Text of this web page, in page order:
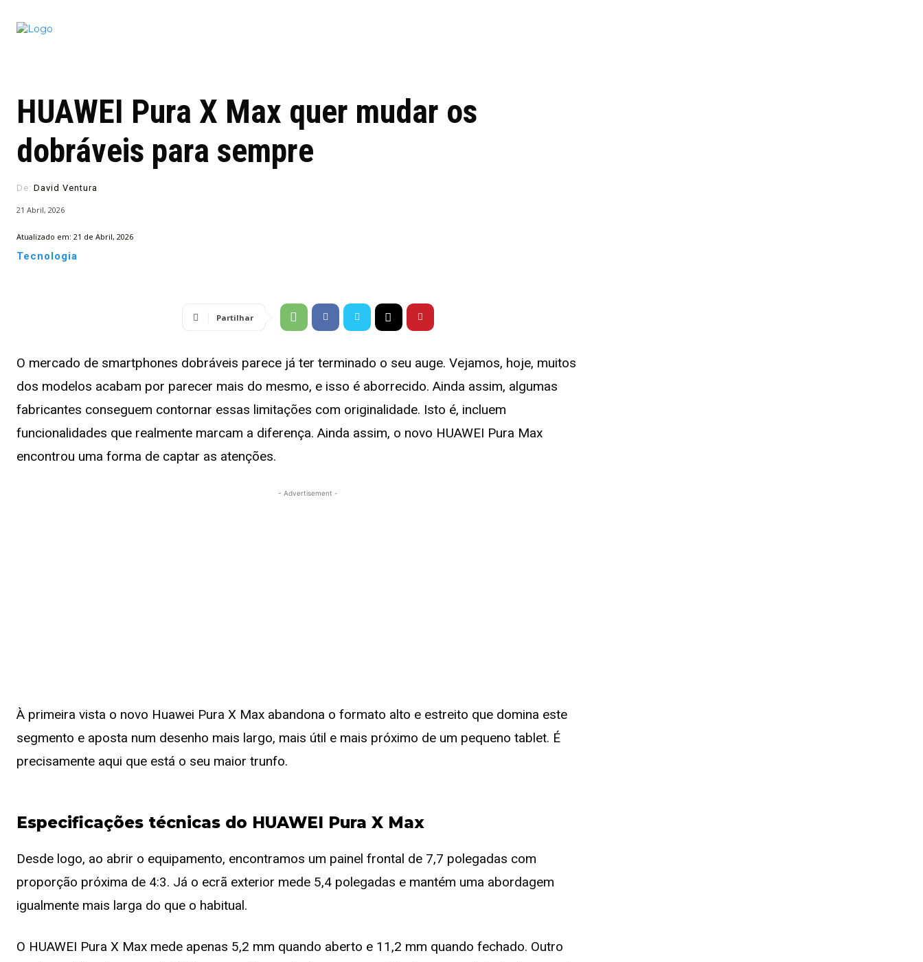
HUAWEI Pura X Max quer mudar os
dobráveis para sempre
De: David Ventura
21 Abril, 2026
Atualizado em: 21 de Abril, 2026
Tecnologia
Partilhar
O mercado de smartphones dobráveis parece já ter terminado o seu auge. Vejamos, hoje, muitos
dos modelos acabam por parecer mais do mesmo, e isso é aborrecido. Ainda assim, algumas
fabricantes conseguem contornar essas limitações com originalidade. Isto é, incluem
funcionalidades que realmente marcam a diferença. Ainda assim, o novo HUAWEI Pura Max
encontrou uma forma de captar as atenções.
- Advertisement -
À primeira vista o novo Huawei Pura X Max abandona o formato alto e estreito que domina este
segmento e aposta num desenho mais largo, mais útil e mais próximo de um pequeno tablet. É
precisamente aqui que está o seu maior trunfo.
Especificações técnicas do HUAWEI Pura X Max
Desde logo, ao abrir o equipamento, encontramos um painel frontal de 7,7 polegadas com
proporção próxima de 4:3. Já o ecrã exterior mede 5,4 polegadas e mantém uma abordagem
igualmente mais larga do que o habitual.
O HUAWEI Pura X Max mede apenas 5,2 mm quando aberto e 11,2 mm quando fechado. Outro